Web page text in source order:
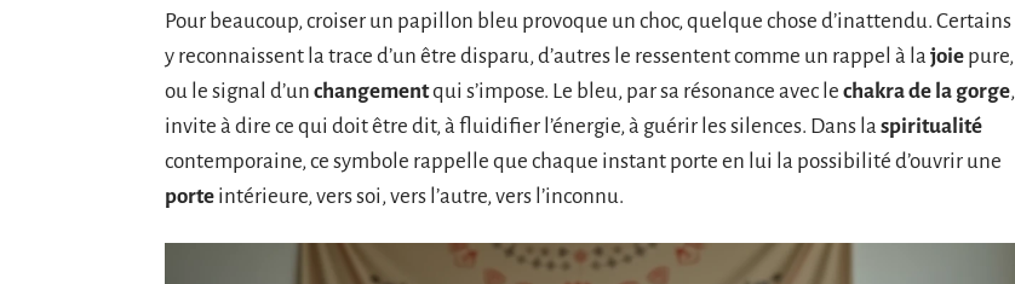
Pour beaucoup, croiser un papillon bleu provoque un choc, quelque chose d’inattendu. Certains
y reconnaissent la trace d’un être disparu, d’autres le ressentent comme un rappel à la joie pure,
ou le signal d’un changementqui s’impose. Le bleu, par sa résonance avec le chakra de la gorge,
invite à dire ce qui doit être dit, à fluidifier l’énergie, à guérir les silences. Dans la spiritualité
contemporaine, ce symbole rappelle que chaque instant porte en lui la possibilité d’ouvrir une
porte intérieure, vers soi, vers l’autre, vers l’inconnu.